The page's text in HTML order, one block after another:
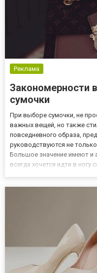
Реклама
Закономерности
сумочки
При выборе сумочки, не
важных вещей, но также
повседневного образа,
руководствуются не
Большое значение имеют и
всегда хочется идти в